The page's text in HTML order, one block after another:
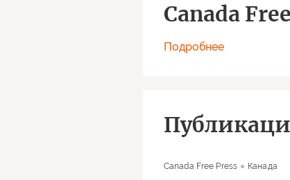
Canada
Подробнее
Canada Free Press Канада